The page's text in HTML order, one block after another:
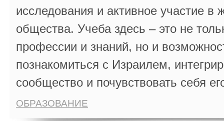
исследования и активное участие в
общества. Учеба здесь – это не
профессии и знаний, но и
познакомиться с Израилем,
сообщество и почувствовать себя
ОБРАЗОВАНИЕ